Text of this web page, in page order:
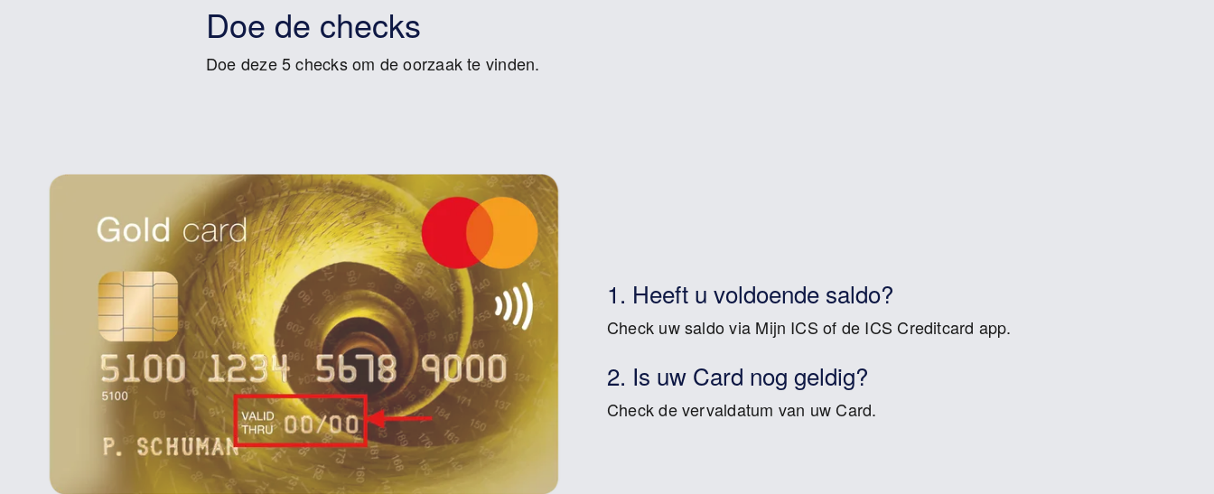
Doe de checks
Doe deze 5 checks om de oorzaak te vinden.
1. Heeft u voldoende saldo?
Check uw saldo via Mijn ICS of de ICS Creditcard app.
2. Is uw Card nog geldig?
Check de vervaldatum van uw Card.